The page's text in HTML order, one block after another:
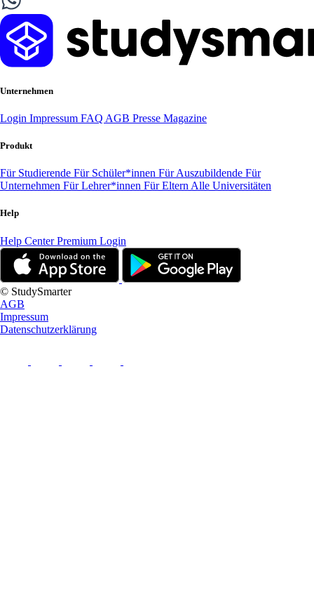
Unternehmen
Login Impressum FAQ AGB Presse Magazine
Produkt
Für Studierende Für Schüler*innen Für Auszubildende Für
Unternehmen Für Lehrer*innen Für Eltern Alle Universitäten
Help
Help CenterPremium Login
© StudySmarter
AGB
Impressum
Datenschutzerklärung